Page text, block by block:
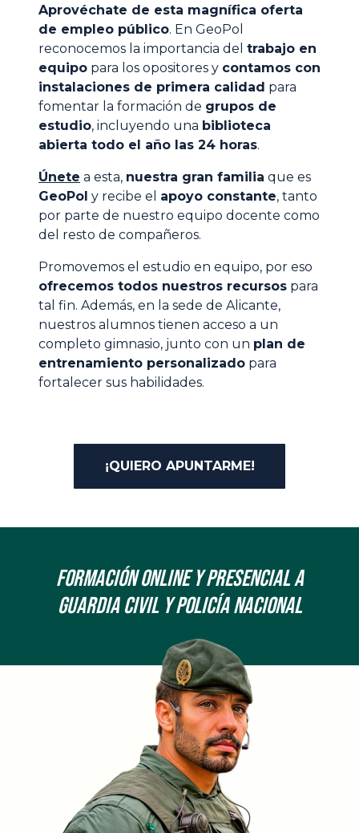
Aprovéchate de esta magnífica oferta
de empleo público. En GeoPol
reconocemos la importancia del trabajo en
equipo para los opositores y contamos con
instalaciones de primera calidad para
fomentar la formación de grupos de
estudio, incluyendo una biblioteca
abierta todo el año las 24 horas.
Únete a esta, nuestra gran familia que es
GeoPol y recibe el apoyo constante, tanto
por parte de nuestro equipo docente como
del resto de compañeros.
Promovemos el estudio en equipo, por eso
ofrecemos todos nuestros recursos para
tal fin. Además, en la sede de Alicante,
nuestros alumnos tienen acceso a un
completo gimnasio, junto con un plan de
entrenamiento personalizado para
fortalecer sus habilidades.
¡QUIERO APUNTARME!
Formación onLine y Presencial a
Guardia Civil y Policía Nacional